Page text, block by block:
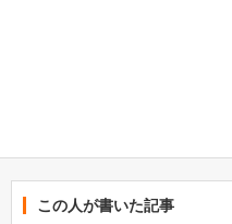
この人が書いた記事